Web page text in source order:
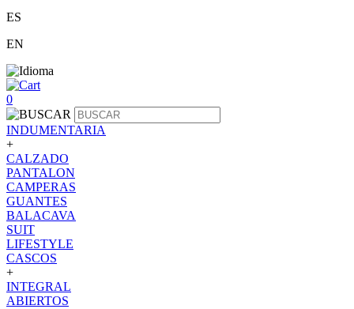
ES
EN
0
INDUMENTARIA
+
CALZADO
PANTALON
CAMPERAS
GUANTES
BALACAVA
SUIT
LIFESTYLE
CASCOS
+
INTEGRAL
ABIERTOS